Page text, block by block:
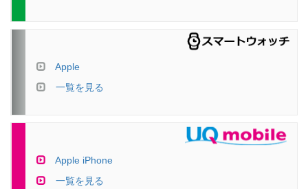
Apple
一覧を見る
Apple iPhone
一覧を見る